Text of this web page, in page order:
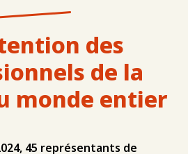
des
de la
monde entier
45 représentants de